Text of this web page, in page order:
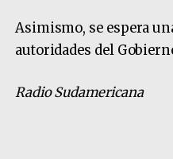
Asimismo, se espera
autoridades del
Radio Sudamericana